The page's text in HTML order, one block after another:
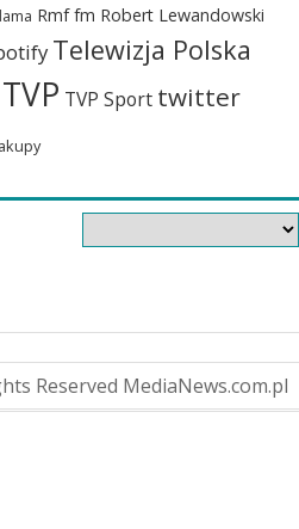
Rmf fm Robert Lewandowski
Telewizja Polska
TVP TVP Sport twitter
Reserved MediaNews.com.pl